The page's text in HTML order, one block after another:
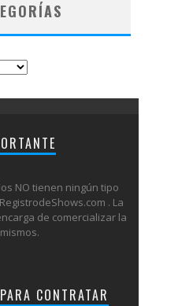
NO tienen ningún tipo
. La
de comercializar la
CONTRATAR